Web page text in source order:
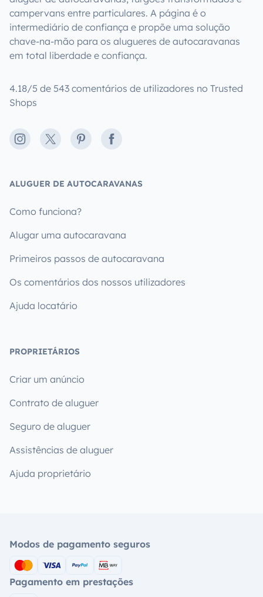
campervans entre particulares. A página é o
intermediário de confiança e propõe uma solução
chave-na-mão para os alugueres de autocaravanas
em total liberdade e confiança.
4.18/5 de 543 comentários de utilizadores no Trusted
Shops
Instagram
X PinterestFacebook
ALUGUER DE AUTOCARAVANAS
Como funciona?
Alugar uma autocaravana
Primeiros passos de autocaravana
Os comentários dos nossos utilizadores
Ajuda locatário
PROPRIETÁRIOS
Criar um anúncio
Contrato de aluguer
Seguro de aluguer
Assistências de aluguer
Ajuda proprietário
Modos de pagamento seguros
Pagamento em prestações